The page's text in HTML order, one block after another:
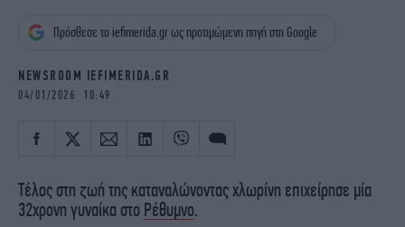
OSCARS
THE OCEAN
Πρόσθεσε το iefimerida.gr ως προτιμώμενη πηγή στη Google
NEWSROOM IEFIMERIDA.GR
04/01/2026 10:49
Τέλος στη ζωή της καταναλώνοντας χλωρίνη επιχείρησε μία
32χρονη γυναίκα στο Ρέθυμνο.